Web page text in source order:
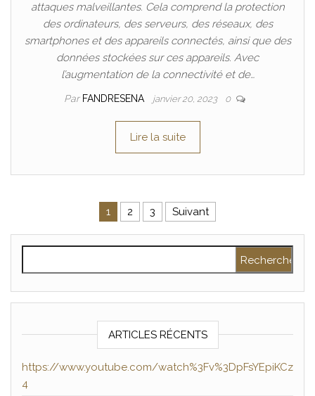
attaques malveillantes. Cela comprend la protection
des ordinateurs, des serveurs, des réseaux, des
smartphones et des appareils connectés, ainsi que des
données stockées sur ces appareils. Avec
l’augmentation de la connectivité et de…
Par FANDRESENA janvier 20, 2023 0
Lire la suite
Pagination des publications
1 2 3 Suivant
ARTICLES RÉCENTS
https://www.youtube.com/watch%3Fv%3DpFsYEpiKCz
4